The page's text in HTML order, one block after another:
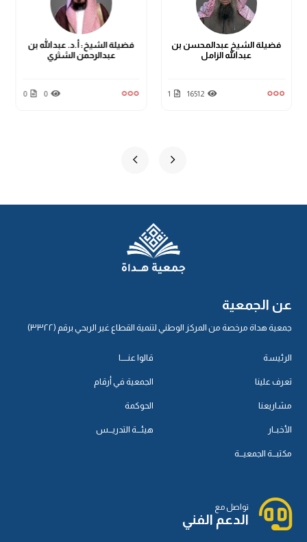
فضيلة الشيخ عبدالمحسن بن
عبدالله الزامل
16512
1
فضيلة الشيخ: أ.د. عبدالله بن
عبدالرحمن الشثري
0
0
عن الجمعية
جمعية هداة مرخصة من المركز الوطني لتنمية القطاع غير الربحي برقم (٣٣٢٢)
الرئيسة
تعرف علينا
مشاريعنا
الأخبــار
مكتبـــة الجمعيـــة
قالوا عنـــــا
الجمعية في أرقام
الحوكمة
هيئـــة التدريـــس
تواصل مع
الدعم الفني